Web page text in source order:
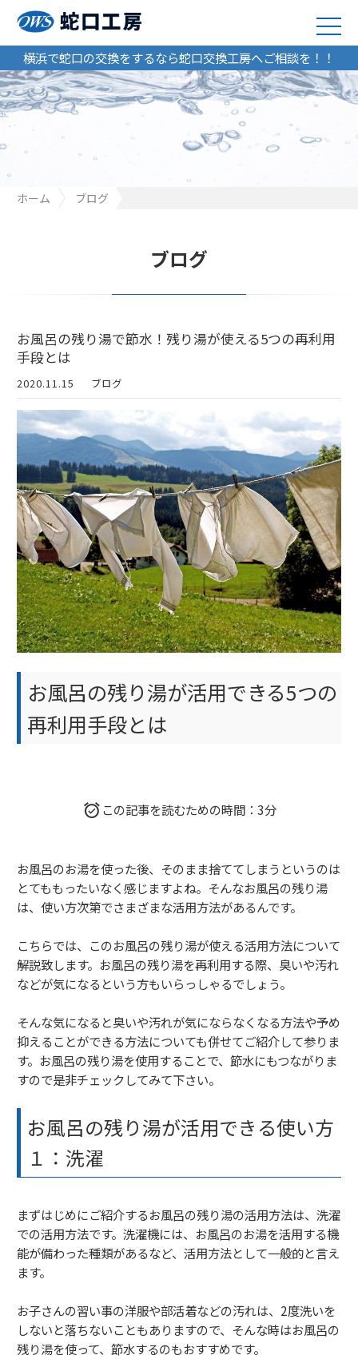
横浜で蛇口の交換をするなら蛇口交換工房へご相談を！！
ホーム
ブログ
ブログ
お風呂の残り湯で節水！残り湯が使える5つの再利用
手段とは
2020.11.15 ブログ
お風呂の残り湯が活用できる5つの
再利用手段とは
この記事を読むための時間：3分
お風呂のお湯を使った後、そのまま捨ててしまうというのは
とてももったいなく感じますよね。そんなお風呂の残り湯
は、使い方次第でさまざまな活用方法があるんです。
こちらでは、このお風呂の残り湯が使える活用方法について
解説致します。お風呂の残り湯を再利用する際、臭いや汚れ
などが気になるという方もいらっしゃるでしょう。
そんな気になると臭いや汚れが気にならなくなる方法や予め
抑えることができる方法についても併せてご紹介して参りま
す。お風呂の残り湯を使用することで、節水にもつながりま
すので是非チェックしてみて下さい。
お風呂の残り湯が活用できる使い方
１：洗濯
まずはじめにご紹介するお風呂の残り湯の活用方法は、洗濯
での活用方法です。洗濯機には、お風呂のお湯を活用する機
能が備わった種類があるなど、活用方法として一般的と言え
ます。
お子さんの習い事の洋服や部活着などの汚れは、2度洗いを
しないと落ちないこともありますので、そんな時はお風呂の
残り湯を使って、節水するのもおすすめです。